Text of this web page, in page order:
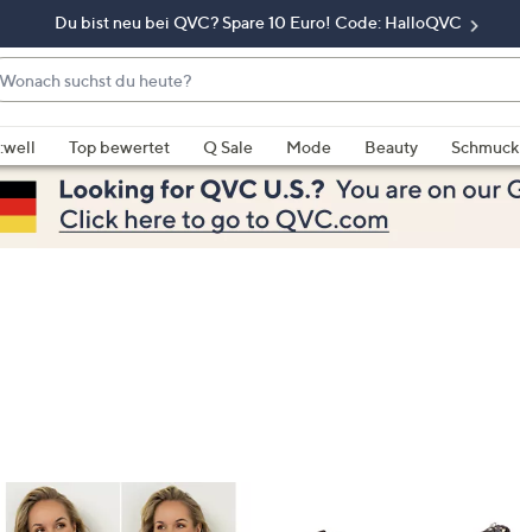
Du bist neu bei QVC? Spare 10 Euro! Code: HalloQVC
Top bewertet Q Sale Mode Beauty Schmuck